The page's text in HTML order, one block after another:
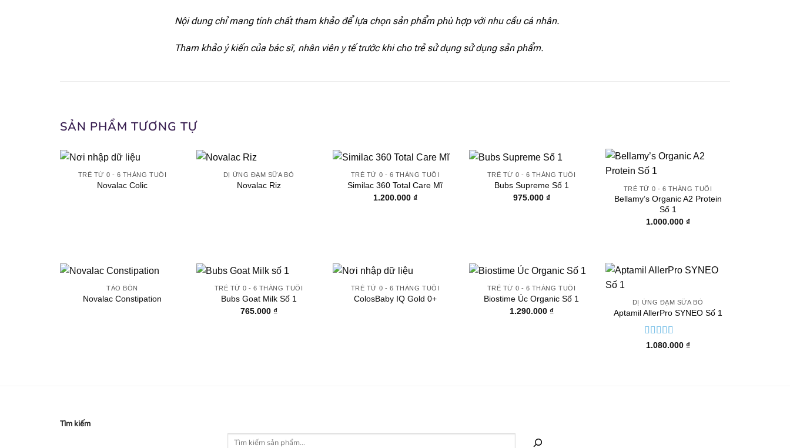
Nội dung chỉ mang tính chất tham khảo để lựa chọn sản phẩm phù hợp với nhu cầu cá nhân.
Tham khảo ý kiến của bác sĩ, nhân viên y tế trước khi cho trẻ sử dụng sử dụng sản phẩm.
SẢN PHẨM TƯƠNG TỰ
TRẺ TỪ 0 - 6 THÁNG TUỔI
Novalac Colic
DỊ ỨNG ĐẠM SỮA BÒ
Novalac Riz
TRẺ TỪ 0 - 6 THÁNG TUỔI
Similac 360 Total Care Mĩ
1.200.000 ₫
TRẺ TỪ 0 - 6 THÁNG TUỔI
Bubs Supreme Số 1
975.000 ₫
TRẺ TỪ 0 - 6 THÁNG TUỔI
Bellamy’s Organic A2 Protein
Số 1
1.000.000 ₫
TÁO BÓN
Novalac Constipation
TRẺ TỪ 0 - 6 THÁNG TUỔI
Bubs Goat Milk Số 1
765.000 ₫
TRẺ TỪ 0 - 6 THÁNG TUỔI
ColosBaby IQ Gold 0+
TRẺ TỪ 0 - 6 THÁNG TUỔI
Biostime Úc Organic Số 1
1.290.000 ₫
DỊ ỨNG ĐẠM SỮA BÒ
Aptamil AllerPro SYNEO Số 1
Được xếp
1.080.000 ₫
Tìm kiếm